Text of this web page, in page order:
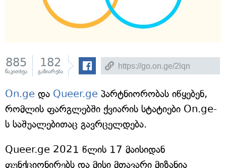
885
წაკითხვა
182
გაზიარება
On.ge და Queer.ge პარტნიორობას იწყებენ,
რომლის ფარგლებში ქვიარის სტატიები On.ge-
ს საშუალებითაც გავრცელდება.
Queer.ge 2021 წლის 17 მაისიდან
ფუნქციონირებს და მისი მთავარი მიზანია